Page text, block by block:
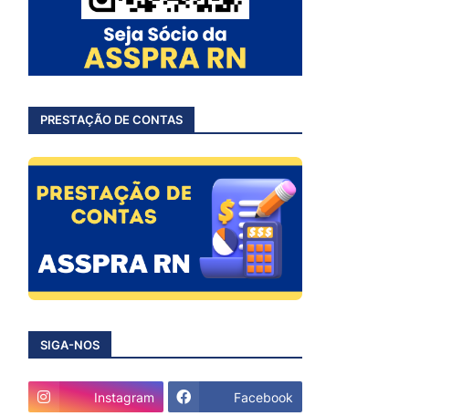
PRESTAÇÃO DE CONTAS
SIGA-NOS
Instagram Facebook